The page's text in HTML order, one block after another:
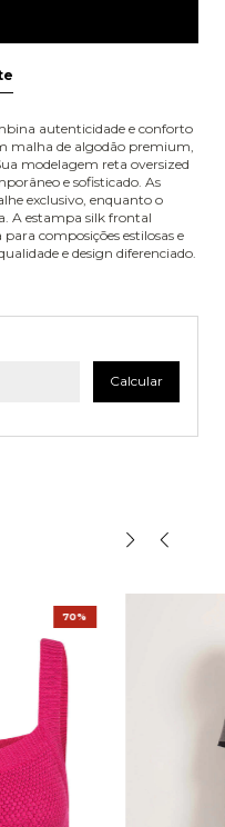
autenticidade e conforto
malha de algodão premium,
modelagem reta oversized
e sofisticado. As
exclusivo, enquanto o
A estampa silk frontal
composições estilosas e
e design diferenciado.
Calcular
70%